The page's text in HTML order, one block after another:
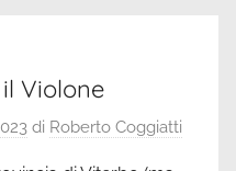
Violone
di Roberto Coggiatti